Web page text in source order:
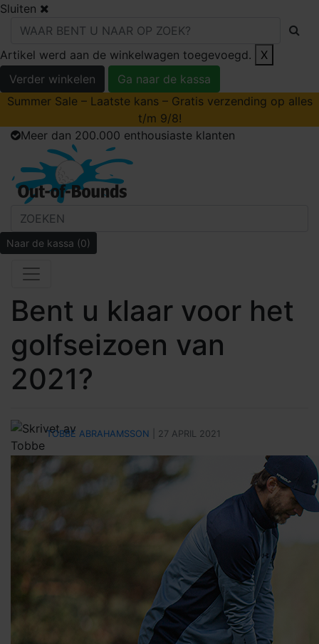
Sluiten
Artikel werd aan de winkelwagen toegevoegd.
X
Verder winkelen
Ga naar de kassa
Summer Sale – Laatste kans – Gratis verzending op alles
t/m 9/8!
Meer dan 200.000 enthousiaste klanten
Naar de kassa (0)
Bent u klaar voor het
golfseizoen van
2021?
TOBBE ABRAHAMSSON | 27 APRIL 2021